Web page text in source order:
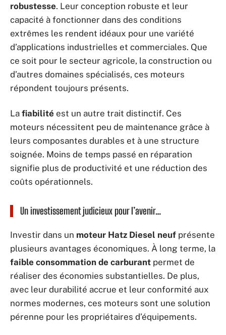
robustesse. Leur conception robuste et leur
capacité à fonctionner dans des conditions
extrêmes les rendent idéaux pour une variété
d’applications industrielles et commerciales. Que
ce soit pour le secteur agricole, la construction ou
d’autres domaines spécialisés, ces moteurs
répondent toujours présents.
La fiabilité est un autre trait distinctif. Ces
moteurs nécessitent peu de maintenance grâce à
leurs composantes durables et à une structure
soignée. Moins de temps passé en réparation
signifie plus de productivité et une réduction des
coûts opérationnels.
Un investissement judicieux pour l’avenir…
Investir dans un moteur Hatz Diesel neuf présente
plusieurs avantages économiques. À long terme, la
faible consommation de carburant permet de
réaliser des économies substantielles. De plus,
avec leur durabilité accrue et leur conformité aux
normes modernes, ces moteurs sont une solution
pérenne pour les propriétaires d’équipements.